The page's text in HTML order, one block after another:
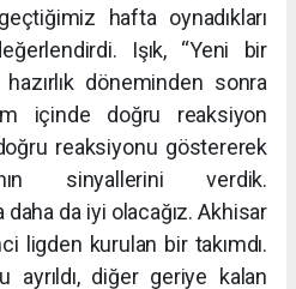
hafta oynadıkları
Işık, “Yeni bir
döneminden sonra
içinde doğru reaksiyon
reaksiyonu göstererek
sinyallerini verdik.
da iyi olacağız. Akhisar
ligden kurulan bir takımdı.
ayrıldı, diğer geriye kalan